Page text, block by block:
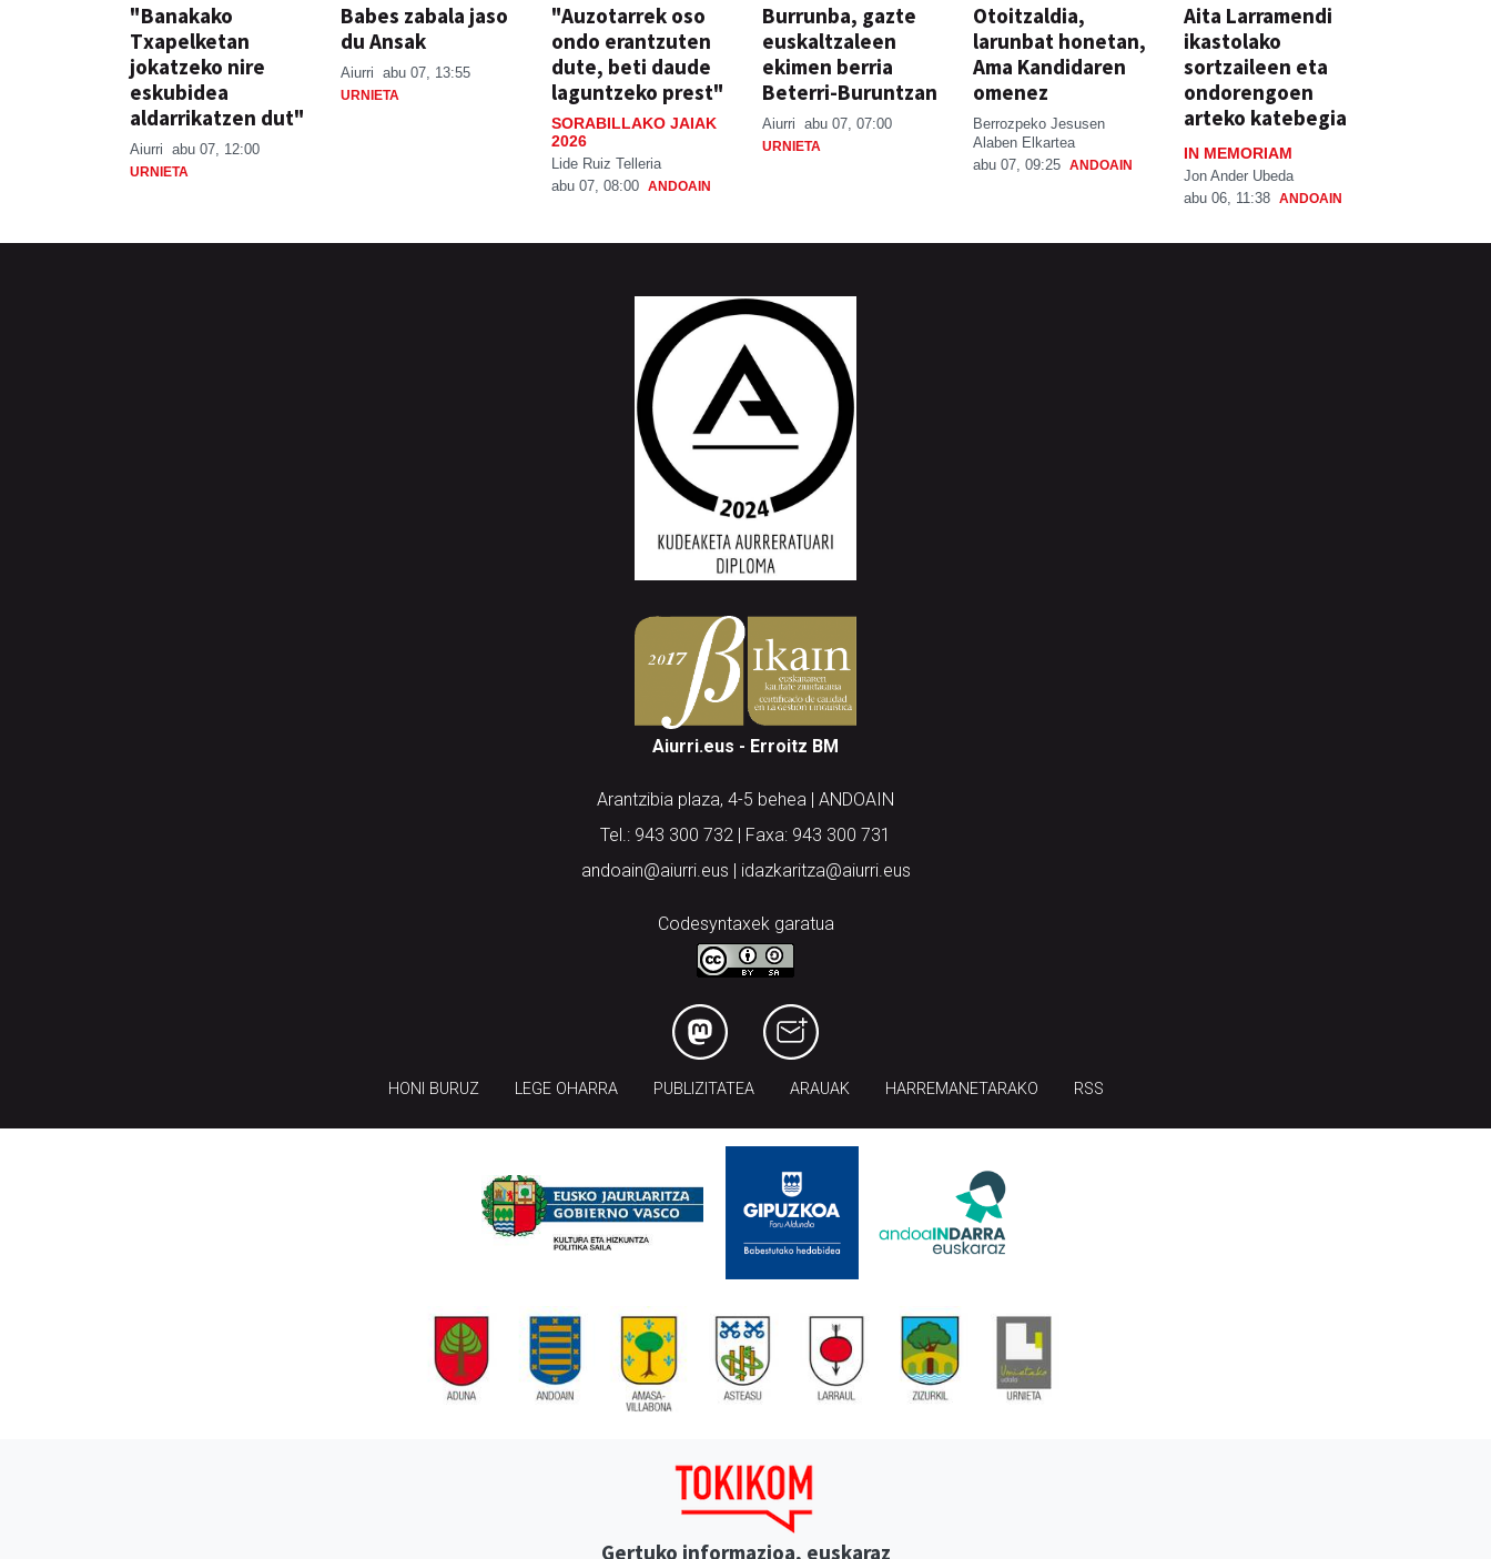
"Banakako
Txapelketan
jokatzeko nire
eskubidea
aldarrikatzen dut"
Aiurri abu 07, 12:00
URNIETA
Babes zabala jaso
du Ansak
Aiurri abu 07, 13:55
URNIETA
"Auzotarrek oso
ondo erantzuten
dute, beti daude
laguntzeko prest"
SORABILLAKO JAIAK
2026
Lide Ruiz Telleria
abu 07, 08:00 ANDOAIN
Burrunba, gazte
euskaltzaleen
ekimen berria
Beterri-Buruntzan
Aiurri abu 07, 07:00
URNIETA
Otoitzaldia,
larunbat honetan,
Ama Kandidaren
omenez
Berrozpeko Jesusen
Alaben Elkartea
abu 07, 09:25 ANDOAIN
Aita Larramendi
ikastolako
sortzaileen eta
ondorengoen
arteko katebegia
IN MEMORIAM
Jon Ander Ubeda
abu 06, 11:38 ANDOAIN
Aiurri.eus - Erroitz BM
Arantzibia plaza, 4-5 behea | ANDOAIN
Tel.: 943 300 732 | Faxa: 943 300 731
andoain@aiurri.eus | idazkaritza@aiurri.eus
Codesyntaxek garatua
HONI BURUZ LEGE OHARRA PUBLIZITATEA ARAUAK HARREMANETARAKO RSS
Gertuko informazioa, euskaraz